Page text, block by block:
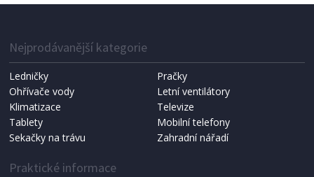
Berlingerhaus BH-9743 400W Burgundy
Nejprodávanější kategorie
Ledničky
Pračky
Ohřívače vody
Letní ventilátory
Klimatizace
Televize
Tablety
Mobilní telefony
Sekačky na trávu
Zahradní nářadí
Praktické informace